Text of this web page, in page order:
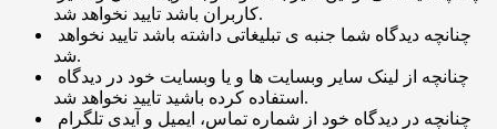
کاربران باشد تایید نخواهد شد.
شد.
استفاده کرده باشید تایید نخواهد شد.